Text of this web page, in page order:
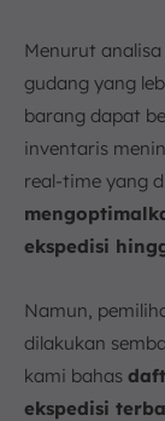
10.
Kesimpulan
FAQ:
Menurut
gudang yang
barang dapat
inventaris
real-time yang
ekspedisi
Namun,
dilakukan
kami bahas
ekspedisi